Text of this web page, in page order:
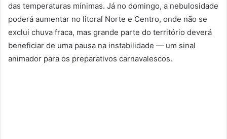
das temperaturas mínimas. Já no domingo, a nebulosidade
poderá aumentar no litoral Norte e Centro, onde não se
exclui chuva fraca, mas grande parte do território deverá
beneficiar de uma pausa na instabilidade — um sinal
animador para os preparativos carnavalescos.